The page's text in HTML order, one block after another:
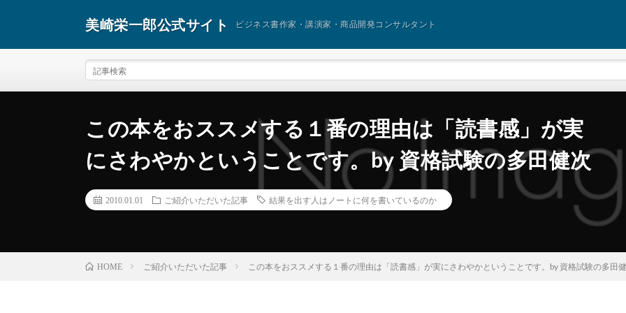
美崎栄一郎公式サイト ビジネス書作家・講演家・商品開発コンサルタント
この本をおススメする１番の理由は「読書感」が実
にさわやかということです。by 資格試験の多田健次
2010.01.01 ご紹介いただいた記事 結果を出す人はノートに何を書いているのか
HOME ご紹介いただいた記事 この本をおススメする１番の理由は「読書感」が実にさわやかということです。by 資格試験の多田